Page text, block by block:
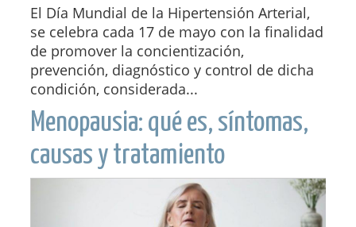
El Día Mundial de la Hipertensión Arterial,
se celebra cada 17 de mayo con la finalidad
de promover la concientización,
prevención, diagnóstico y control de dicha
condición, considerada...
Menopausia: qué es, síntomas,
causas y tratamiento